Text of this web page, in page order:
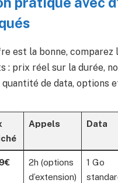
est la bonne, comparez
: prix réel sur la durée,
quantité de data, options
Appels Data
2h (options
d’extension)
1 Go